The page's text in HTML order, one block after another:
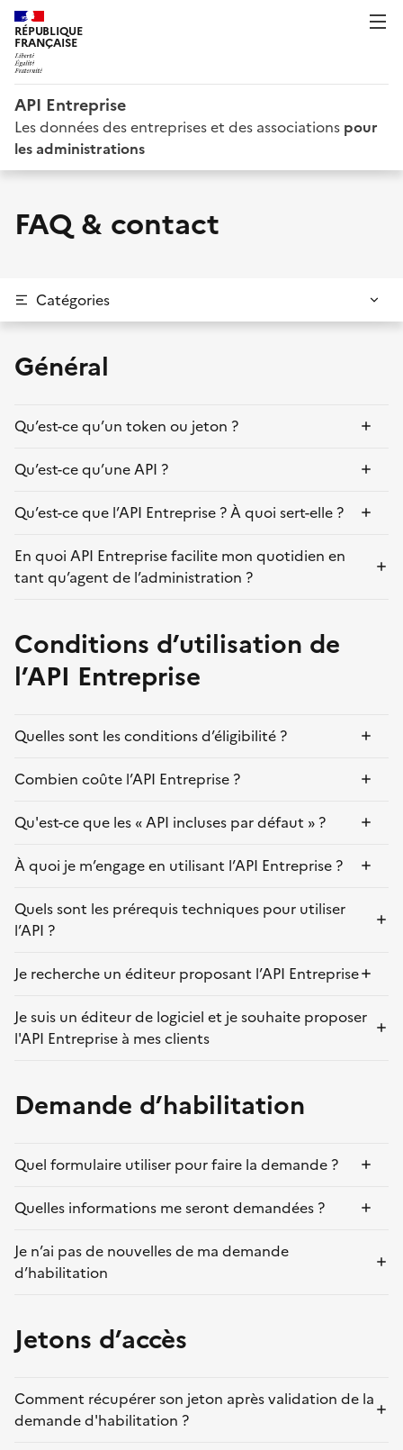
RÉPUBLIQUE
FRANÇAISE
API Entreprise
Les données des entreprises et des associations pour
les administrations
FAQ & contact
Catégories
Général
Qu’est-ce qu’un token ou jeton ?
Qu’est-ce qu’une API ?
Qu’est-ce que l’API Entreprise ? À quoi sert-elle ?
En quoi API Entreprise facilite mon quotidien en
tant qu’agent de l’administration ?
Conditions d’utilisation de
l’API Entreprise
Quelles sont les conditions d’éligibilité ?
Combien coûte l’API Entreprise ?
Qu'est-ce que les « API incluses par défaut » ?
À quoi je m’engage en utilisant l’API Entreprise ?
Quels sont les prérequis techniques pour utiliser
l’API ?
Je recherche un éditeur proposant l’API Entreprise
Je suis un éditeur de logiciel et je souhaite proposer
l'API Entreprise à mes clients
Demande d’habilitation
Quel formulaire utiliser pour faire la demande ?
Quelles informations me seront demandées ?
Je n’ai pas de nouvelles de ma demande
d’habilitation
Jetons d’accès
Comment récupérer son jeton après validation de la
demande d'habilitation ?